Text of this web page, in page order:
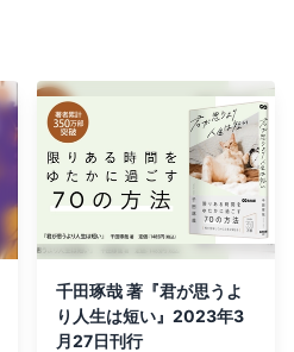
千田琢哉 著『君が思うよ
り人生は短い』2023年3
月27日刊行